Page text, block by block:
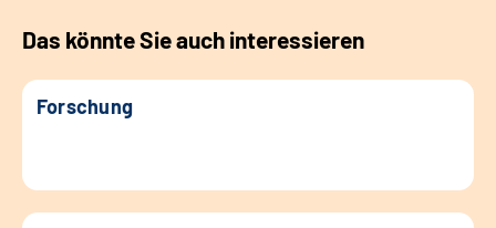
Das könnte Sie auch interessieren
Forschung